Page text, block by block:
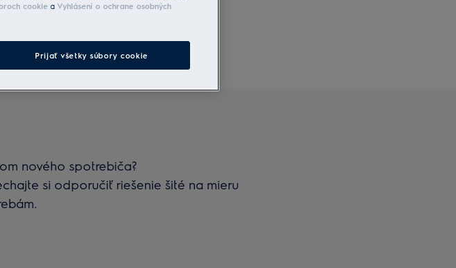
nového spotrebiča?
si odporučiť riešenie šité na mieru
cookie a Vyhlásení o ochrane osobných
Prijať všetky súbory cookie